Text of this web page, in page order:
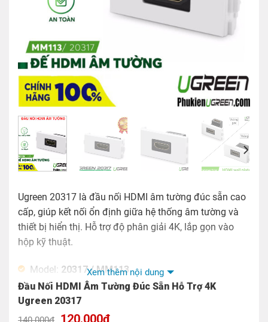
Ugreen 20317 là đầu nối HDMI âm tường đúc sẵn cao
cấp, giúp kết nối ổn định giữa hệ thống âm tường và
thiết bị hiển thị. Hỗ trợ độ phân giải 4K, lắp gọn vào
hộp kỹ thuật.
Model: 20317 / MM113
Thiết kế : âm tường
Xem thêm nội dung
Đầu Nối HDMI Âm Tường Đúc Sẵn Hỗ Trợ 4K
Ugreen 20317
Giá
Giá